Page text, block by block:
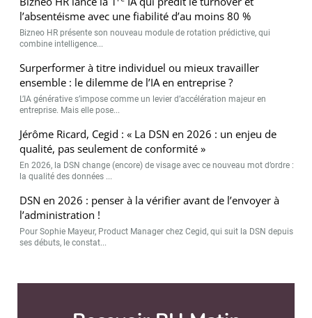
l’absentéisme avec une fiabilité d’au moins 80 %
Bizneo HR présente son nouveau module de rotation prédictive, qui
combine intelligence...
Surperformer à titre individuel ou mieux travailler
ensemble : le dilemme de l’IA en entreprise ?
L’IA générative s’impose comme un levier d’accélération majeur en
entreprise. Mais elle pose...
Jérôme Ricard, Cegid : « La DSN en 2026 : un enjeu de
qualité, pas seulement de conformité »
En 2026, la DSN change (encore) de visage avec ce nouveau mot d’ordre :
la qualité des données ...
DSN en 2026 : penser à la vérifier avant de l’envoyer à
l’administration !
Pour Sophie Mayeur, Product Manager chez Cegid, qui suit la DSN depuis
ses débuts, le constat...